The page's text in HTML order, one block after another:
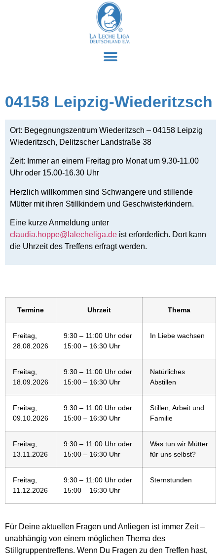
04158 Leipzig-Wiederitzsch
Ort: Begegnungszentrum Wiederitzsch – 04158 Leipzig
Wiederitzsch, Delitzscher Landstraße 38
Zeit: Immer an einem Freitag pro Monat um 9.30-11.00
Uhr oder 15.00-16.30 Uhr
Herzlich willkommen sind Schwangere und stillende
Mütter mit ihren Stillkindern und Geschwisterkindern.
Eine kurze Anmeldung unter
claudia.hoppe@lalecheliga.de ist erforderlich. Dort kann
die Uhrzeit des Treffens erfragt werden.
Termine Uhrzeit Thema
Freitag,
28.08.2026
9:30 – 11:00 Uhr oder
15:00 – 16:30 Uhr
In Liebe wachsen
Freitag,
18.09.2026
9:30 – 11:00 Uhr oder
15:00 – 16:30 Uhr
Natürliches
Abstillen
Freitag,
09.10.2026
9:30 – 11:00 Uhr oder
15:00 – 16:30 Uhr
Stillen, Arbeit und
Familie
Freitag,
13.11.2026
9:30 – 11:00 Uhr oder
15:00 – 16:30 Uhr
Was tun wir Mütter
für uns selbst?
Freitag,
11.12.2026
9:30 – 11:00 Uhr oder
15:00 – 16:30 Uhr
Sternstunden
Für Deine aktuellen Fragen und Anliegen ist immer Zeit –
unabhängig von einem möglichen Thema des
Stillgruppentreffens. Wenn Du Fragen zu den Treffen hast,